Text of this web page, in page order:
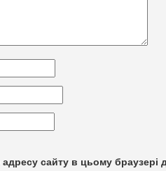
сайту в цьому